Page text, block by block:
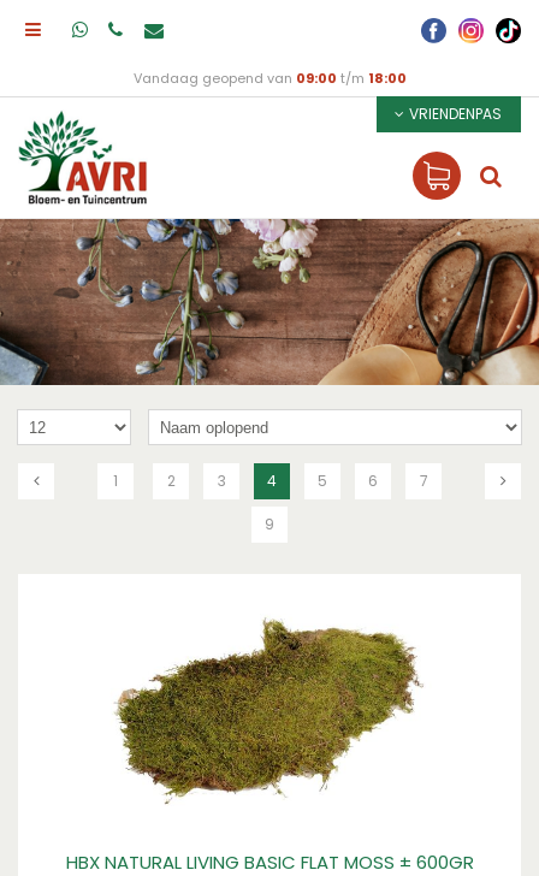
Vandaag geopend van 09:00 t/m 18:00
VRIENDENPAS
1 2 3 4 5 6 7
9
HBX NATURAL LIVING BASIC FLAT MOSS ± 600GR